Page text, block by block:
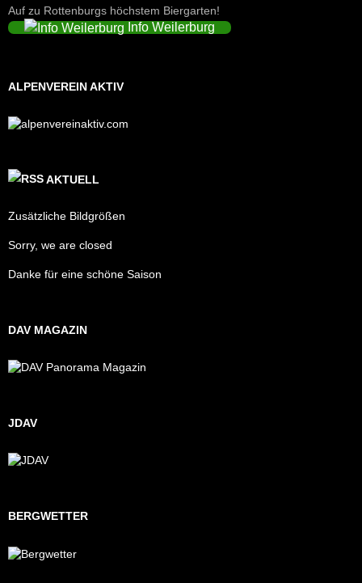
Auf zu Rottenburgs höchstem Biergarten!
Info Weilerburg
ALPENVEREIN AKTIV
AKTUELL
Zusätzliche Bildgrößen
Sorry, we are closed
Danke für eine schöne Saison
DAV MAGAZIN
JDAV
BERGWETTER